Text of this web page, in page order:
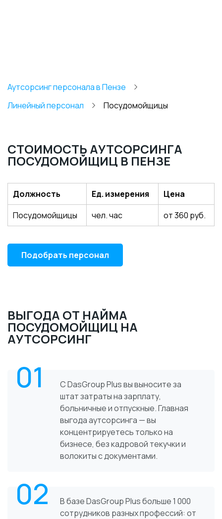
Аутсорсинг персонала в Пензе
Линейный персонал
Посудомойщицы
СТОИМОСТЬ АУТСОРСИНГА
ПОСУДОМОЙЩИЦ В ПЕНЗЕ
Должность Ед. измерения
Цена
Посудомойщицы
чел. час от 360 руб.
Подобрать персонал
ВЫГОДА ОТ НАЙМА
ПОСУДОМОЙЩИЦ НА
АУТСОРСИНГ
01
С DasGroup Plus вы выносите за
штат затраты на зарплату,
больничные и отпускные. Главная
выгода аутсорсинга — вы
концентрируетесь только на
бизнесе, без кадровой текучки и
волокиты с документами.
02
В базе DasGroup Plus больше 1 000
сотрудников разных профессий: от